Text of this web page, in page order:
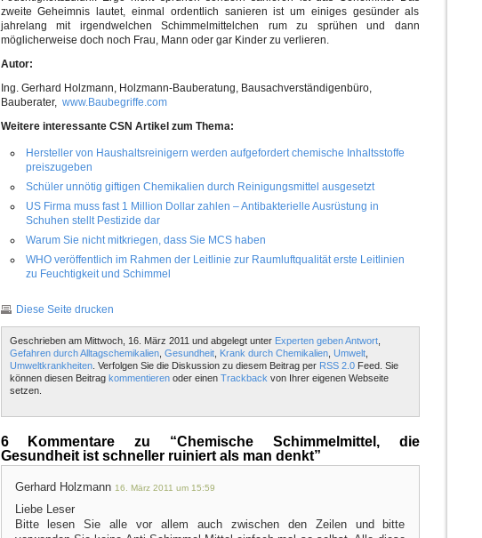
zweite Geheimnis lautet, einmal ordentlich sanieren ist um einiges gesünder als
jahrelang mit irgendwelchen Schimmelmittelchen rum zu sprühen und dann
möglicherweise doch noch Frau, Mann oder gar Kinder zu verlieren.
Autor:
Ing. Gerhard Holzmann, Holzmann-Bauberatung, Bausachverständigenbüro,
Bauberater, www.Baubegriffe.com
Weitere interessante CSN Artikel zum Thema:
Hersteller von Haushaltsreinigern werden aufgefordert chemische Inhaltsstoffe
preiszugeben
Schüler unnötig giftigen Chemikalien durch Reinigungsmittel ausgesetzt
US Firma muss fast 1 Million Dollar zahlen – Antibakterielle Ausrüstung in
Schuhen stellt Pestizide dar
Warum Sie nicht mitkriegen, dass Sie MCS haben
WHO veröffentlich im Rahmen der Leitlinie zur Raumluftqualität erste Leitlinien
zu Feuchtigkeit und Schimmel
Diese Seite drucken
Geschrieben am Mittwoch, 16. März 2011 und abgelegt unter Experten geben Antwort,
Gefahren durch Alltagschemikalien, Gesundheit, Krank durch Chemikalien, Umwelt,
Umweltkrankheiten. Verfolgen Sie die Diskussion zu diesem Beitrag per RSS 2.0Feed. Sie
können diesen Beitrag kommentierenoder einen Trackback von Ihrer eigenen Webseite
setzen.
6 Kommentare zu “Chemische Schimmelmittel, die
Gesundheit ist schneller ruiniert als man denkt”
Gerhard Holzmann 16. März 2011 um 15:59
Liebe Leser
Bitte lesen Sie alle vor allem auch zwischen den Zeilen und bitte